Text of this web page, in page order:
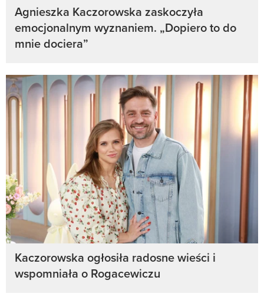
Agnieszka Kaczorowska zaskoczyła
emocjonalnym wyznaniem. „Dopiero to do
mnie dociera”
Kaczorowska ogłosiła radosne wieści i
wspomniała o Rogacewiczu